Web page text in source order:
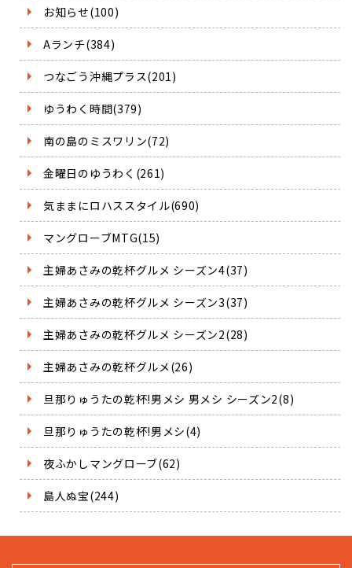
お知らせ(100)
Aランチ(384)
つなごう沖縄プラス(201)
ゆうわく時間(379)
南の島のミスワリン(72)
金曜日のゆうわく(261)
気ままにロハススタイル(690)
マングローブMTG(15)
主婦あさみの乾杯グルメ シーズン4(37)
主婦あさみの乾杯グルメ シーズン3(37)
主婦あさみの乾杯グルメ シーズン2(28)
主婦あさみの乾杯グルメ(26)
旦那りゅうたの乾杯!男メシ 男メシ シーズン2(8)
旦那りゅうたの乾杯!男メシ(4)
夜ふかしマングローブ(62)
島人ぬ宝(244)